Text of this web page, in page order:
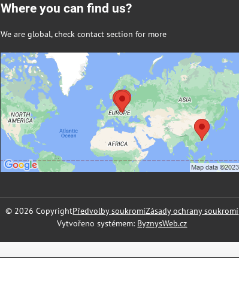
Where you can find us?
We are global, check contact section for more
Externí obsah je blokován Volbami
soukromí
Přejete si načíst externí obsah?
Povolit a zapamatovat - souhlas s druhem cookie:
Funkční
© 2026 CopyrightPředvolby soukromíZásady ochrany soukromí
Vytvořeno systémem: ByznysWeb.cz